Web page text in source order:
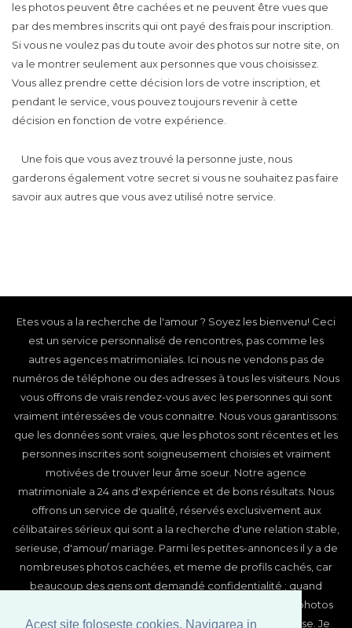
Acest site foloseste cookies. Navigarea in
les photos peuvent être cachées et ne peuvent être vues que
par des membres inscrits qui ont payé des frais pour inscription.
Si vous ne voulez pas du toute avoir des photos sur notre site, on
va le montrer seulement aux personnes que vous choisissez.
Vous allez prendre cette décision lors de votre inscription, et
pendant le service, vous pouvez toujours revenir à cette
décision en fonction de votre expérience.
Une fois que vous avez trouvé la personne juste, nous
garderons également votre secret si vous ne souhaitez pas faire
savoir aux autres que vous avez utilisé notre service.
Etes vous a la recherche de l'amour ? Soyez les bienvenu! Ceci
est un service personnalisé de rencontres, pas comme les
autres agences matrimoniales. Ici nous ne vendons pas de
numéros de téléphone ou des adresses à tous les visiteurs. Nous
vous offrons de vrais rendez-vous avec les personnes qui sont
vraiment intéressées de vous connaitre. Nous vous garantissons:
que les données sont vraies, que les photos sont récentes et les
personnes inscrites sont soigneusement choisies et vraiment
motivées de trouver leur âme soeur. Notre agence
matrimoniale a 24 ans d'expérience et de bons résultats. Nous
offrons un service de qualité, réservés exclusivement aux
célibataires sérieux qui sont a la recherche d'une relation stable,
serieuse, d'amour/ mariage. Parmi les petites-annonces il y a de
nombreuses photos cachées, et meme de profils cachés, car
beaucoup des gens ont demandé confidentialité ; quand
meme, vous pourrez également voir ces profils et ces photos
après être devenu abonné et avoir reçu un mot de passe. Je